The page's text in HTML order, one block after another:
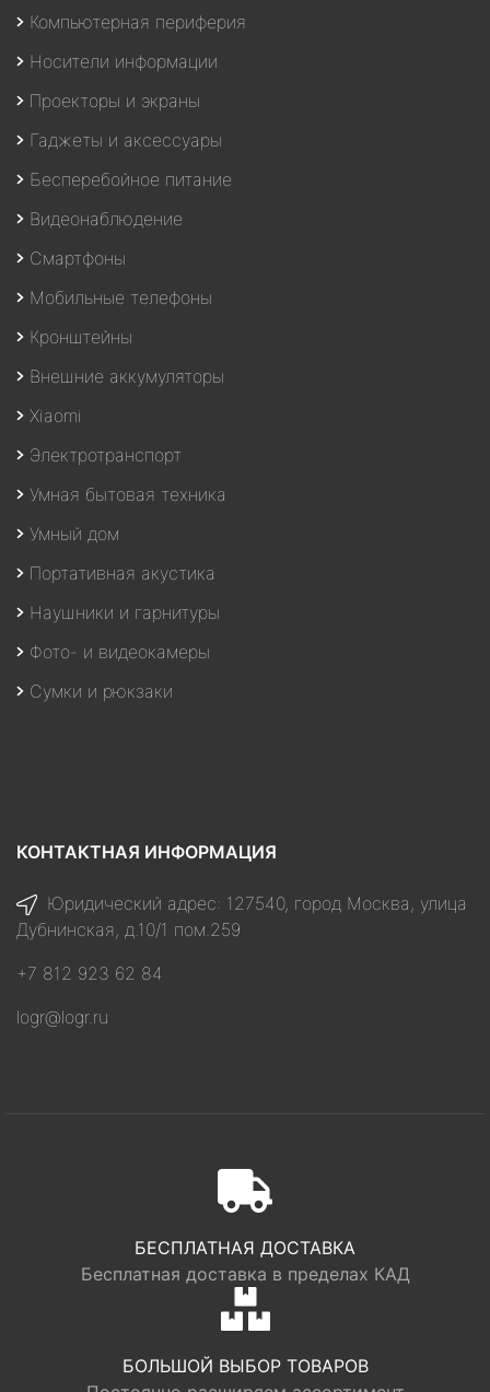
Компьютерная периферия
Носители информации
Проекторы и экраны
Гаджеты и аксессуары
Бесперебойное питание
Видеонаблюдение
Смартфоны
Мобильные телефоны
Кронштейны
Внешние аккумуляторы
Xiaomi
Электротранспорт
Умная бытовая техника
Умный дом
Портативная акустика
Наушники и гарнитуры
Фото- и видеокамеры
Сумки и рюкзаки
КОНТАКТНАЯ ИНФОРМАЦИЯ
Юридический адрес: 127540, город Москва, улица
Дубнинская, д.10/1 пом.259
+7 812 923 62 84
logr@logr.ru
БЕСПЛАТНАЯ ДОСТАВКА
Бесплатная доставка в пределах КАД
БОЛЬШОЙ ВЫБОР ТОВАРОВ